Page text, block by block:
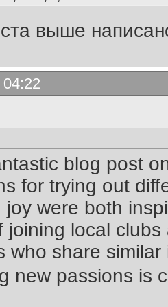
выше
blog post
for trying out
joy were both
joining local
who share
new passions is